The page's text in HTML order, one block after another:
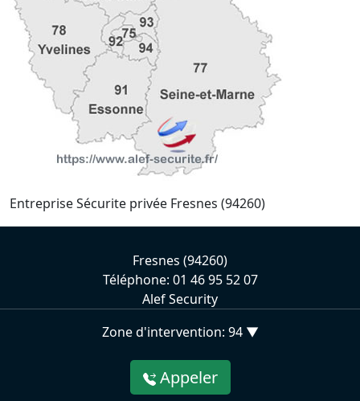
Entreprise Sécurite privée Fresnes (94260)
Fresnes (94260)
Téléphone: 01 46 95 52 07
Alef Security
Zone d'intervention: 94 ▼
Appeler